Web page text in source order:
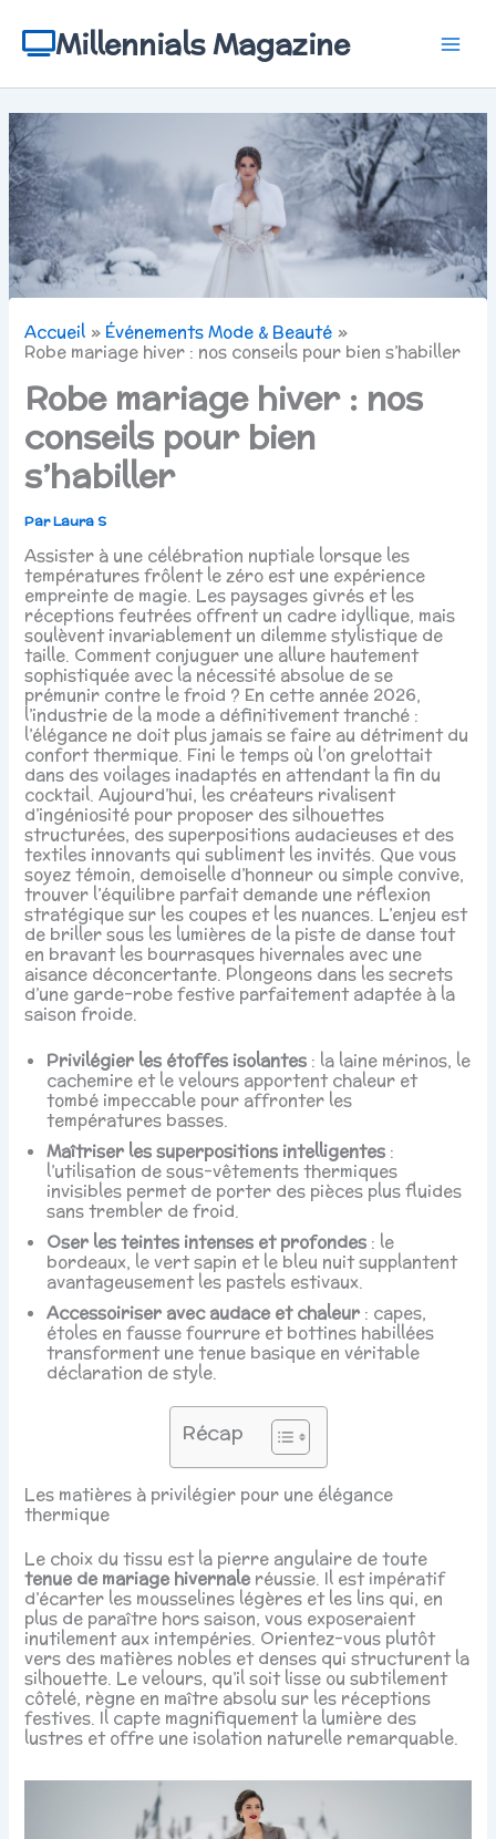
contenuMillennials Magazine
Accueil
Événements Mode & Beauté
Robe mariage hiver : nos conseils pour bien s’habiller
Robe mariage hiver : nos
conseils pour bien
s’habiller
ParLaura S
Assister à une célébration nuptiale lorsque les
températures frôlent le zéro est une expérience
empreinte de magie. Les paysages givrés et les
réceptions feutrées offrent un cadre idyllique, mais
soulèvent invariablement un dilemme stylistique de
taille. Comment conjuguer une allure hautement
sophistiquée avec la nécessité absolue de se
prémunir contre le froid ? En cette année 2026,
l’industrie de la mode a définitivement tranché :
l’élégance ne doit plus jamais se faire au détriment du
confort thermique. Fini le temps où l’on grelottait
dans des voilages inadaptés en attendant la fin du
cocktail. Aujourd’hui, les créateurs rivalisent
d’ingéniosité pour proposer des silhouettes
structurées, des superpositions audacieuses et des
textiles innovants qui subliment les invités. Que vous
soyez témoin, demoiselle d’honneur ou simple convive,
trouver l’équilibre parfait demande une réflexion
stratégique sur les coupes et les nuances. L’enjeu est
de briller sous les lumières de la piste de danse tout
en bravant les bourrasques hivernales avec une
aisance déconcertante. Plongeons dans les secrets
d’une garde-robe festive parfaitement adaptée à la
saison froide.
Privilégier les étoffes isolantes : la laine mérinos, le
cachemire et le velours apportent chaleur et
tombé impeccable pour affronter les
températures basses.
Maîtriser les superpositions intelligentes :
l’utilisation de sous-vêtements thermiques
invisibles permet de porter des pièces plus fluides
sans trembler de froid.
Oser les teintes intenses et profondes : le
bordeaux, le vert sapin et le bleu nuit supplantent
avantageusement les pastels estivaux.
Accessoiriser avec audace et chaleur : capes,
étoles en fausse fourrure et bottines habillées
transforment une tenue basique en véritable
déclaration de style.
Récap
Les matières à privilégier pour une élégance
thermique
Le choix du tissu est la pierre angulaire de toute
tenue de mariage hivernaleréussie. Il est impératif
d’écarter les mousselines légères et les lins qui, en
plus de paraître hors saison, vous exposeraient
inutilement aux intempéries. Orientez-vous plutôt
vers des matières nobles et denses qui structurent la
silhouette. Le velours, qu’il soit lisse ou subtilement
côtelé, règne en maître absolu sur les réceptions
festives. Il capte magnifiquement la lumière des
lustres et offre une isolation naturelle remarquable.